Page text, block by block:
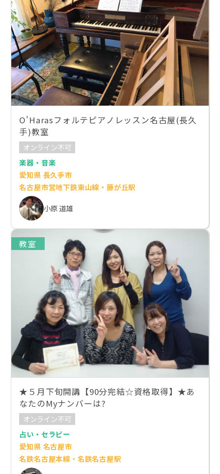
O'Harasフォルテピアノレッスン名古屋(長久
手)教室
オンライン不可
楽器・音楽
愛知県 長久手市
名古屋市営地下鉄東山線・藤が丘駅
小原 道雄
教室
★５月下旬開講【90分完結☆資格取得】★あ
なたのMyナンバーは?
オンライン不可
占い・セラピー
愛知県 名古屋市
名鉄名古屋本線・名鉄名古屋駅